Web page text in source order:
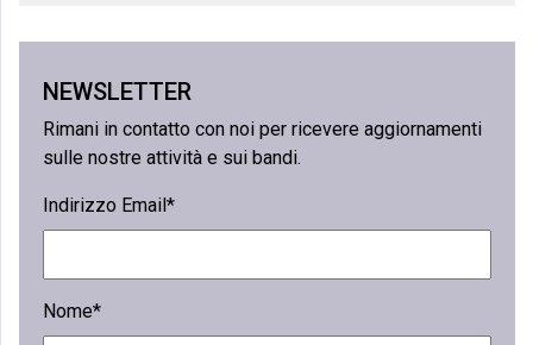
NEWSLETTER
Rimani in contatto con noi per ricevere aggiornamenti
sulle nostre attività e sui bandi.
Indirizzo Email*
Nome*